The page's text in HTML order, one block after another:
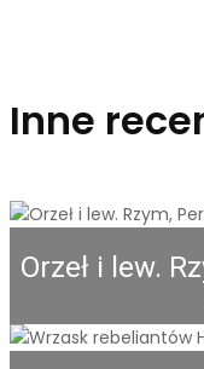
Inne
Orzeł i lew.